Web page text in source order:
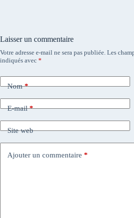
Laisser un commentaire
Votre adresse e-mail ne sera pas publiée. Les
indiqués avec *
Nom*
E-mail*
Site web
Ajouter un commentaire *